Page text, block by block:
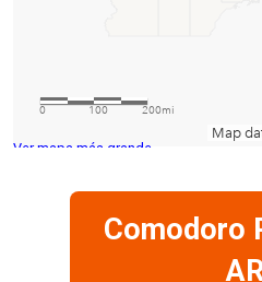
Ver mapa más grande
Comodoro